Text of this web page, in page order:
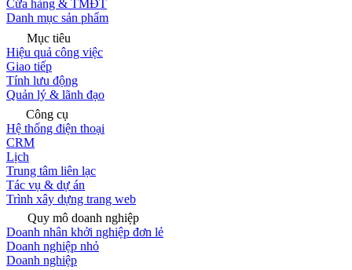
Cửa hàng & TMĐT
Danh mục sản phẩm
Mục tiêu
Hiệu quả công việc
Giao tiếp
Tính lưu động
Quản lý & lãnh đạo
Công cụ
Hệ thống điện thoại
CRM
Lịch
Trung tâm liên lạc
Tác vụ & dự án
Trình xây dựng trang web
Quy mô doanh nghiệp
Doanh nhân khởi nghiệp đơn lẻ
Doanh nghiệp nhỏ
Doanh nghiệp